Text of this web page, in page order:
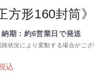
方形160封筒》
納期：約6営業日で発送
雑状況により変動する場合がござ
込